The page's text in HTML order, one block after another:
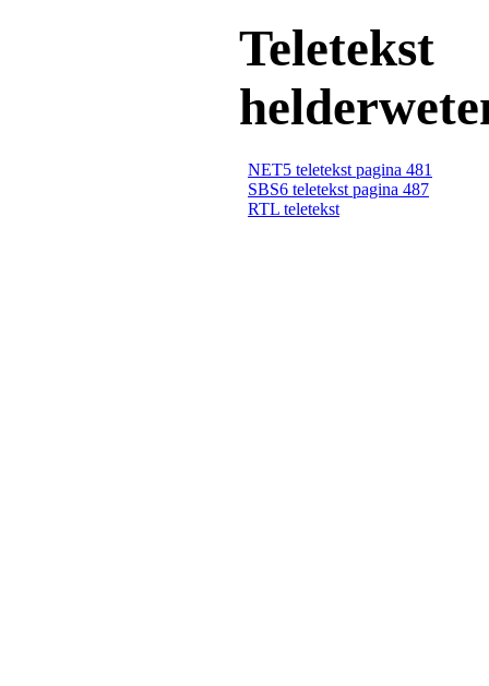
Teletekst
NET5 teletekst pagina 481
SBS6 teletekst pagina 487
RTL teletekst